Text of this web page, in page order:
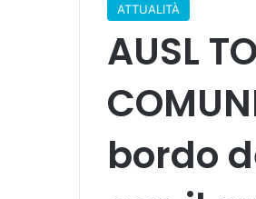
ATTUALITÀ
AUSL
bordo